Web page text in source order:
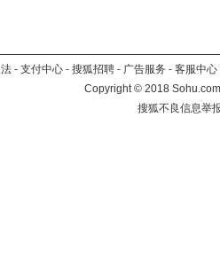
- 支付中心 - 搜狐招聘 - 广告服务 - 客服中心
Copyright©2018
搜狐不良信息举